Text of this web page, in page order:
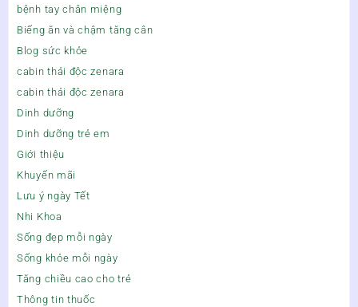
bệnh tay chân miệng
Biếng ăn và chậm tăng cân
Blog sức khỏe
cabin thải độc zenara
cabin thải độc zenara
Dinh dưỡng
Dinh dưỡng trẻ em
Giới thiệu
Khuyến mãi
Lưu ý ngày Tết
Nhi Khoa
Sống đẹp mỗi ngày
Sống khỏe mỗi ngày
Tăng chiều cao cho trẻ
Thông tin thuốc